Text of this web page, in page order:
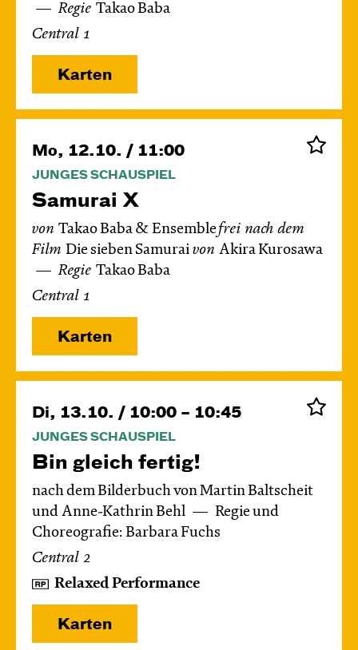
Regie Takao Baba
Central 1
Karten
Mo, 12.10. / 11:00
JUNGES SCHAUSPIEL
Samurai X
von Takao Baba & Ensemblefrei nach dem
Film Die sieben Samurai von Akira Kurosawa
Regie Takao Baba
Central 1
Karten
Di, 13.10. / 10:00 – 10:45
JUNGES SCHAUSPIEL
Bin gleich fertig!
nach dem Bilderbuch von Martin Baltscheit
und Anne-Kathrin Behl
Regie und
Choreografie: Barbara Fuchs
Central 2
Relaxed Performance
Karten